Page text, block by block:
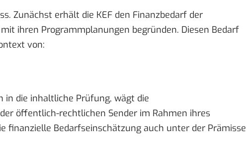
Zunächst erhält die KEF den Finanzbedarf der
ihren Programmplanungen begründen. Diesen Bedarf
von:
in die inhaltliche Prüfung, wägt die
öffentlich-rechtlichen Sender im Rahmen ihres
finanzielle Bedarfseinschätzung auch unter der Prämisse